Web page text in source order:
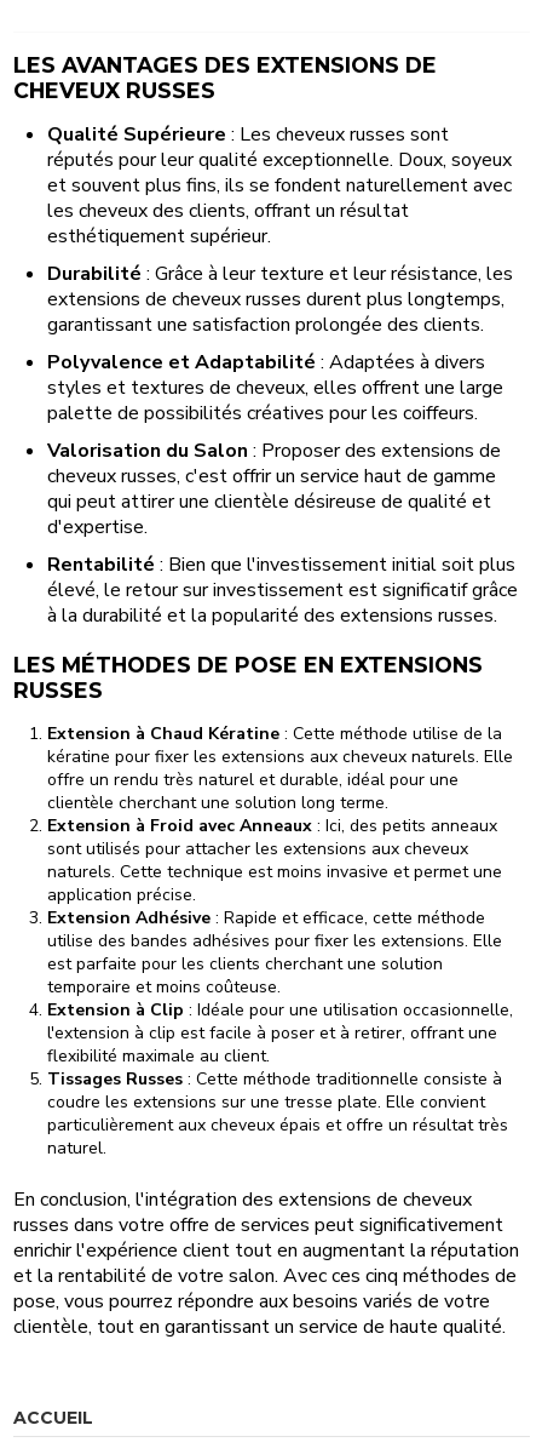
LES AVANTAGES DES EXTENSIONS DE
CHEVEUX RUSSES
Qualité Supérieure : Les cheveux russes sont
réputés pour leur qualité exceptionnelle. Doux, soyeux
et souvent plus fins, ils se fondent naturellement avec
les cheveux des clients, offrant un résultat
esthétiquement supérieur.
Durabilité : Grâce à leur texture et leur résistance, les
extensions de cheveux russes durent plus longtemps,
garantissant une satisfaction prolongée des clients.
Polyvalence et Adaptabilité : Adaptées à divers
styles et textures de cheveux, elles offrent une large
palette de possibilités créatives pour les coiffeurs.
Valorisation du Salon : Proposer des extensions de
cheveux russes, c'est offrir un service haut de gamme
qui peut attirer une clientèle désireuse de qualité et
d'expertise.
Rentabilité : Bien que l'investissement initial soit plus
élevé, le retour sur investissement est significatif grâce
à la durabilité et la popularité des extensions russes.
LES MÉTHODES DE POSE EN EXTENSIONS
RUSSES
Extension à Chaud Kératine: Cette méthode utilise de la
kératine pour fixer les extensions aux cheveux naturels. Elle
offre un rendu très naturel et durable, idéal pour une
clientèle cherchant une solution long terme.
Extension à Froid avec Anneaux: Ici, des petits anneaux
sont utilisés pour attacher les extensions aux cheveux
naturels. Cette technique est moins invasive et permet une
application précise.
Extension Adhésive: Rapide et efficace, cette méthode
utilise des bandes adhésives pour fixer les extensions. Elle
est parfaite pour les clients cherchant une solution
temporaire et moins coûteuse.
Extension à Clip : Idéale pour une utilisation occasionnelle,
l'extension à clip est facile à poser et à retirer, offrant une
flexibilité maximale au client.
Tissages Russes: Cette méthode traditionnelle consiste à
coudre les extensions sur une tresse plate. Elle convient
particulièrement aux cheveux épais et offre un résultat très
naturel.
En conclusion, l'intégration des extensions de cheveux
russes dans votre offre de services peut significativement
enrichir l'expérience client tout en augmentant la réputation
et la rentabilité de votre salon. Avec ces cinq méthodes de
pose, vous pourrez répondre aux besoins variés de votre
clientèle, tout en garantissant un service de haute qualité.
ACCUEIL